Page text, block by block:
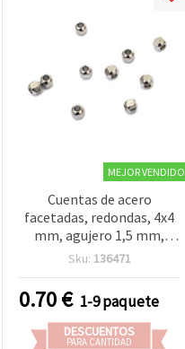
MEJOR VENDIDO
Cuentas de acero
facetadas, redondas, 4x4
mm, agujero 1,5 mm,
color plata - 10 piezas
Sku: 136471
0.70€ 1-9 paquete
DESCUENTOS
PARA CANTIDAD